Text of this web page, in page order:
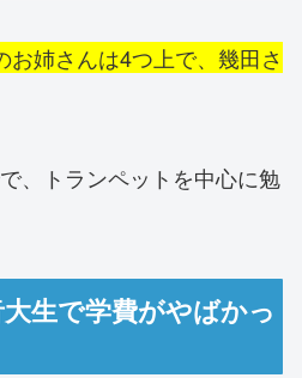
お姉さんは4つ上で、幾田さ
で、トランペットを中心に勉
生で学費がやばかっ